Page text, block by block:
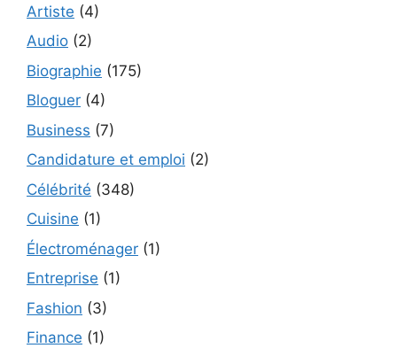
Artiste (4)
Audio (2)
Biographie (175)
Bloguer (4)
Business (7)
Candidature et emploi (2)
Célébrité (348)
Cuisine (1)
Électroménager (1)
Entreprise (1)
Fashion (3)
Finance (1)